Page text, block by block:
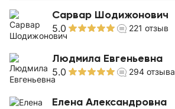
Сарвар Шодижонович
5.0 221 отзыв
Людмила Евгеньевна
5.0 294 отзыва
Елена Александровна